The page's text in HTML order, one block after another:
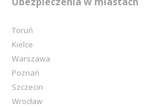
Toruń
Kielce
Warszawa
Poznań
Szczecin
Wrocław